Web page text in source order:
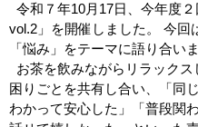
令和７年10月17日、今年度
vol.2」を開催しました。 今回
「悩み」をテーマに語り合いま
お茶を飲みながらリラック
困りごとを共有し合い、「同
わかって安心した」「普段関